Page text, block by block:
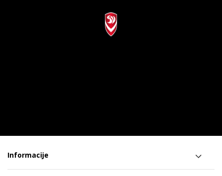
Informacije